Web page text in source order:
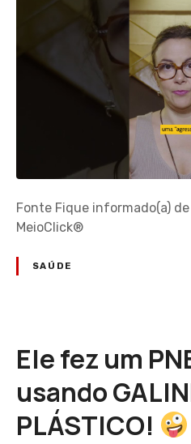
Fonte Fique informado(a)
MeioClick®
SAÚDE
Ele fez um
usando
PLÁSTICO!